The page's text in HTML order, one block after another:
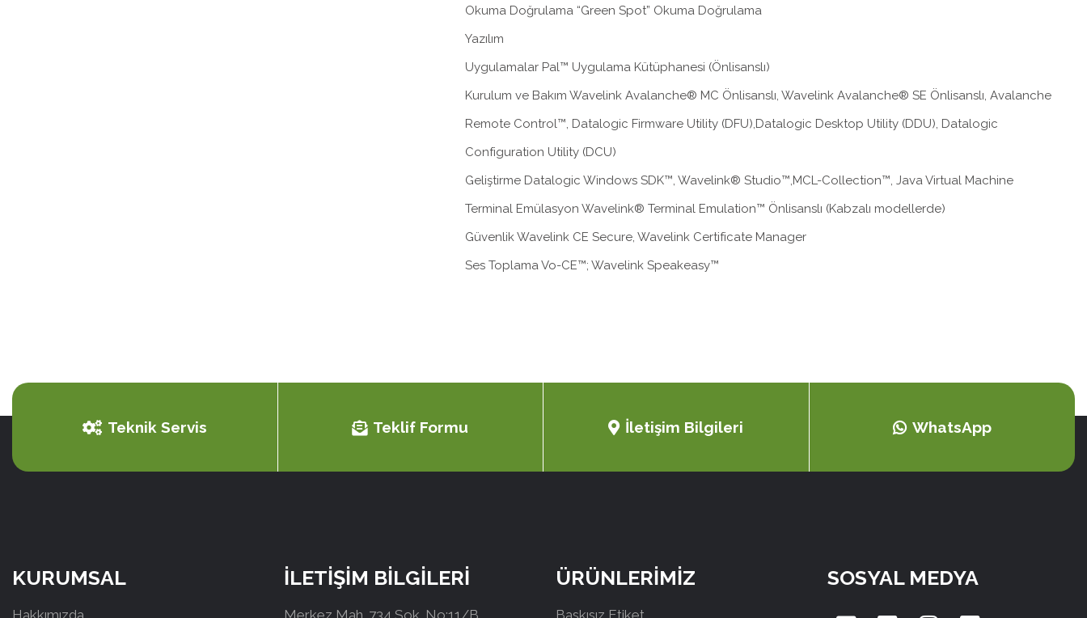
Okuma Doğrulama “Green Spot” Okuma Doğrulama
Yazılım
Uygulamalar Pal™ Uygulama Kütüphanesi (Önlisanslı)
Kurulum ve Bakım Wavelink Avalanche® MC Önlisanslı, Wavelink Avalanche® SE Önlisanslı, Avalanche
Remote Control™, Datalogic Firmware Utility (DFU),Datalogic Desktop Utility (DDU), Datalogic
Configuration Utility (DCU)
Geliştirme Datalogic Windows SDK™, Wavelink® Studio™,MCL-Collection™, Java Virtual Machine
Terminal Emülasyon Wavelink® Terminal Emulation™ Önlisanslı (Kabzalı modellerde)
Güvenlik Wavelink CE Secure, Wavelink Certificate Manager
Ses Toplama Vo-CE™; Wavelink Speakeasy™
Teknik Servis Teklif Formu İletişim Bilgileri WhatsApp
KURUMSAL
Hakkımızda
İLETİŞİM BİLGİLERİ
Merkez Mah. 734 Sok. No:11/B
ÜRÜNLERİMİZ
Baskısız Etiket
SOSYAL MEDYA